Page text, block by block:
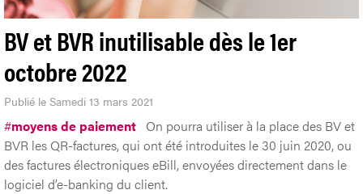
BV et BVR inutilisable dès le 1er
octobre 2022
Publié le Samedi 13 mars 2021
#moyens de paiement On pourra utiliser à la place des BV et
BVR les QR-factures, qui ont été introduites le 30 juin 2020, ou
des factures électroniques eBill, envoyées directement dans le
logiciel d’e-banking du client.